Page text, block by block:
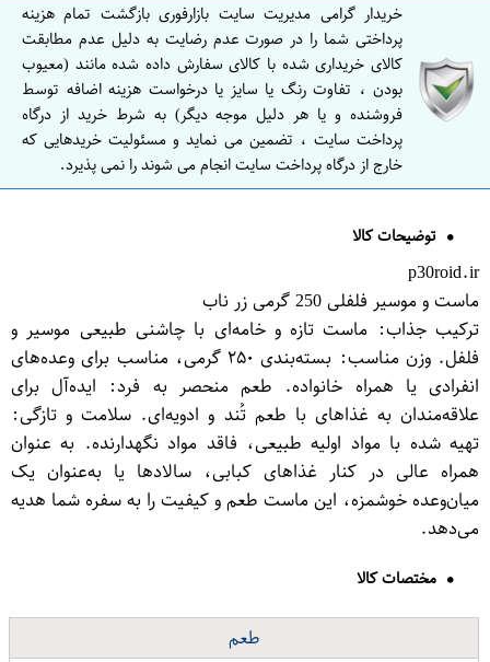
خریدار گرامی مدیریت سایت بازارفوری بازگشت تمام هزینه
پرداختی شما را در صورت عدم رضایت به دلیل عدم مطابقت
کالای خریداری شده با کالای سفارش داده شده مانند (معیوب
بودن ، تفاوت رنگ یا سایز یا درخواست هزینه اضافه توسط
فروشنده و یا هر دلیل موجه دیگر) به شرط خرید از درگاه
پرداخت سایت ، تضمین می نماید و مسئولیت خریدهایی که
خارج از درگاه پرداخت سایت انجام می شوند را نمی پذیرد.
توضیحات کالا
p30roid.ir
ماست و موسیر فلفلی 250 گرمی زر ناب
ترکیب جذاب: ماست تازه و خامه‌ای با چاشنی طبیعی موسیر و
فلفل. وزن مناسب: بسته‌بندی ۲۵۰ گرمی، مناسب برای وعده‌های
انفرادی یا همراه خانواده. طعم منحصر به فرد: ایده‌آل برای
علاقه‌مندان به غذاهای با طعم تُند و ادویه‌ای. سلامت و تازگی:
تهیه شده با مواد اولیه طبیعی، فاقد مواد نگهدارنده. به عنوان
همراه عالی در کنار غذاهای کبابی، سالادها یا به‌عنوان یک
میان‌وعده خوشمزه، این ماست طعم و کیفیت را به سفره شما هدیه
می‌دهد.
مختصات کالا
طعم